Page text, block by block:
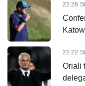
22:26
22:22
Oriali